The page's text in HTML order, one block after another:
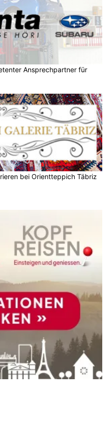
Ansprechpartner für
bei Orientteppich Täbriz